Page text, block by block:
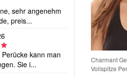
Charmant
Vollspitze
Damen Remy-Echthaarperücke langer Stufenschnitt 16 Zoll – Haselnussbraun mit Karamell-Highlights – Lace Front – glatt
sehr angenehm
preis...
kann man